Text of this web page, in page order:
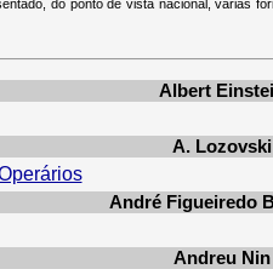
do ponto de vista nacional, várias
Albert
A. Lozovski
André Figueiredo
Andreu Nin